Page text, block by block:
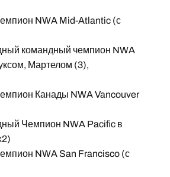
NWA Mid-Atlantic (с
командный чемпион NWA
Мартелом (3),
Канады NWA Vancouver
Чемпион NWA Pacific в
NWA San Francisco (с